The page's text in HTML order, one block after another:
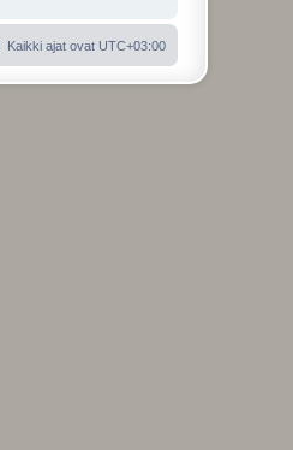
Kaikki ajat ovat UTC+03:00